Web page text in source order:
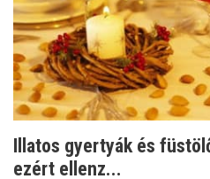
Illatos gyertyák és
ezért ellenz...